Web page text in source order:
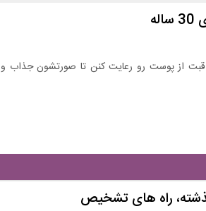
و مراقبت از پوست رو رعایت کنن تا صورتشون جذاب و
راه های تشخیص